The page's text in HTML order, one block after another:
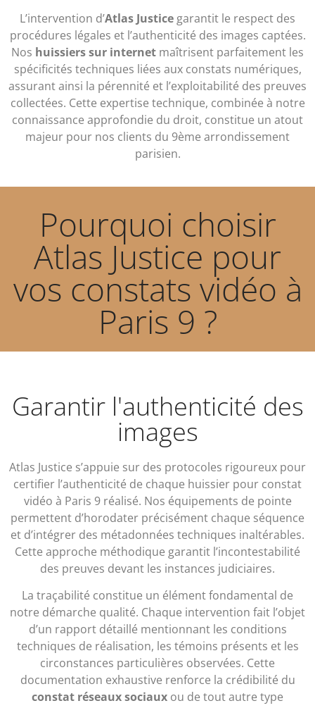
L’intervention d’Atlas Justice garantit le respect des
procédures légales et l’authenticité des images captées.
Nos huissiers sur internet maîtrisent parfaitement les
spécificités techniques liées aux constats numériques,
assurant ainsi la pérennité et l’exploitabilité des preuves
collectées. Cette expertise technique, combinée à notre
connaissance approfondie du droit, constitue un atout
majeur pour nos clients du 9ème arrondissement
parisien.
Pourquoi choisir
Atlas Justice pour
vos constats vidéo à
Paris 9 ?
Garantir l'authenticité des
images
Atlas Justice s’appuie sur des protocoles rigoureux pour
certifier l’authenticité de chaque huissier pour constat
vidéo à Paris 9 réalisé. Nos équipements de pointe
permettent d’horodater précisément chaque séquence
et d’intégrer des métadonnées techniques inaltérables.
Cette approche méthodique garantit l’incontestabilité
des preuves devant les instances judiciaires.
La traçabilité constitue un élément fondamental de
notre démarche qualité. Chaque intervention fait l’objet
d’un rapport détaillé mentionnant les conditions
techniques de réalisation, les témoins présents et les
circonstances particulières observées. Cette
documentation exhaustive renforce la crédibilité du
constat réseaux sociaux ou de tout autre type